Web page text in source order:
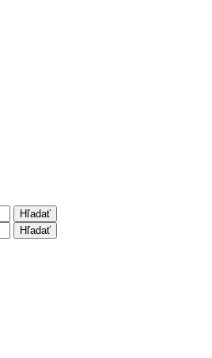
Hľadať
Hľadať